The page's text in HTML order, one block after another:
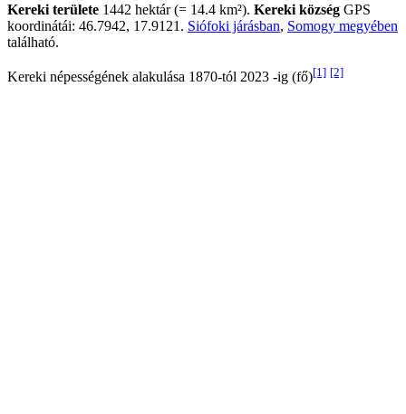
Kereki területe 1442 hektár (= 14.4 km²). Kereki község GPS
koordinátái: 46.7942, 17.9121. Siófoki járásban, Somogy megyében
található.
Kereki népességének alakulása 1870-tól 2023 -ig (fő)[1] [2]